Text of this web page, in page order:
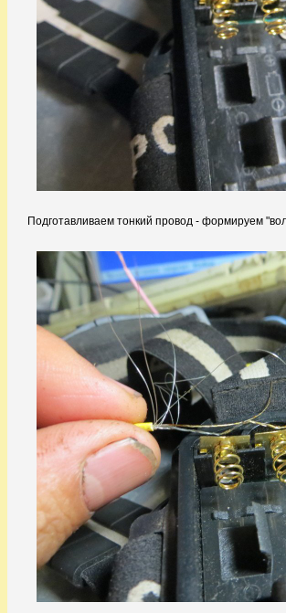
Подготавливаем тонкий провод - формируем